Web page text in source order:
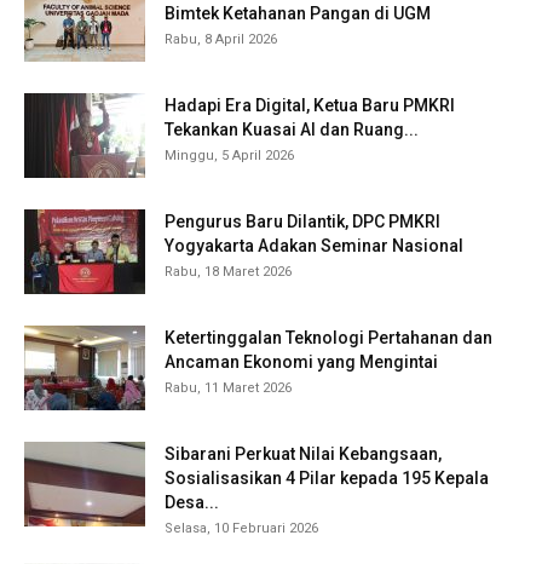
Bimtek Ketahanan Pangan di UGM
Rabu, 8 April 2026
Hadapi Era Digital, Ketua Baru PMKRI
Tekankan Kuasai AI dan Ruang...
Minggu, 5 April 2026
Pengurus Baru Dilantik, DPC PMKRI
Yogyakarta Adakan Seminar Nasional
Rabu, 18 Maret 2026
Ketertinggalan Teknologi Pertahanan dan
Ancaman Ekonomi yang Mengintai
Rabu, 11 Maret 2026
Sibarani Perkuat Nilai Kebangsaan,
Sosialisasikan 4 Pilar kepada 195 Kepala
Desa...
Selasa, 10 Februari 2026